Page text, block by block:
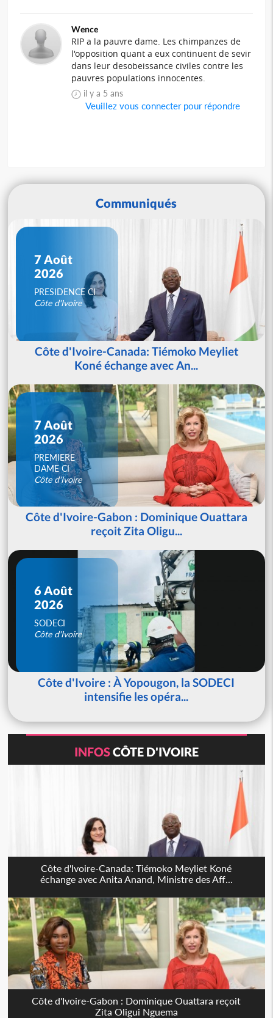
Wence
RIP a la pauvre dame. Les chimpanzes de
l'opposition quant a eux continuent de sevir
dans leur desobeissance civiles contre les
pauvres populations innocentes.
il y a 5 ans
Veuillez vous connecter pour répondre
Communiqués
7 Août
2026
PRESIDENCE CI
Côte d'Ivoire
Côte d'Ivoire-Canada: Tiémoko Meyliet
Koné échange avec An...
7 Août
2026
PREMIERE
DAME CI
Côte d'Ivoire
Côte d'Ivoire-Gabon : Dominique Ouattara
reçoit Zita Oligu...
6 Août
2026
SODECI
Côte d'Ivoire
Côte d'Ivoire : À Yopougon, la SODECI
intensifie les opéra...
INFOSCÔTE D'IVOIRE
Côte d'Ivoire-Canada: Tiémoko Meyliet Koné
échange avec Anita Anand, Ministre des Aff...
Côte d'Ivoire-Gabon : Dominique Ouattara reçoit
Zita Oligui Nguema